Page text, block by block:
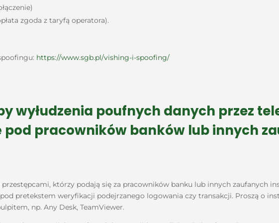
zgoda z taryfą operatora).
https://www.sgb.pl/vishing-i-spoofing/
wyłudzenia poufnych danych przez
pod pracowników banków lub innych
którzy podają się za pracowników banku lub innych zaufanych
pretekstem weryfikacji podejrzanego logowania czy transakcji. Proszą o
np. Any Desk, TeamViewer.